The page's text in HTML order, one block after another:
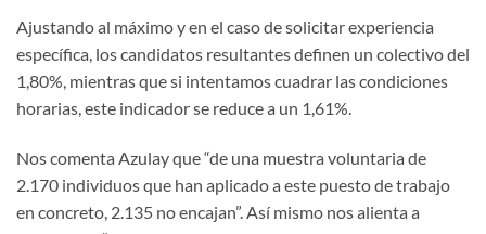
Ajustando al máximo y en el caso de solicitar experiencia
específica, los candidatos resultantes definen un colectivo del
1,80%, mientras que si intentamos cuadrar las condiciones
horarias, este indicador se reduce a un 1,61%.
Nos comenta Azulay que “de una muestra voluntaria de
2.170 individuos que han aplicado a este puesto de trabajo
en concreto, 2.135 no encajan”. Así mismo nos alienta a